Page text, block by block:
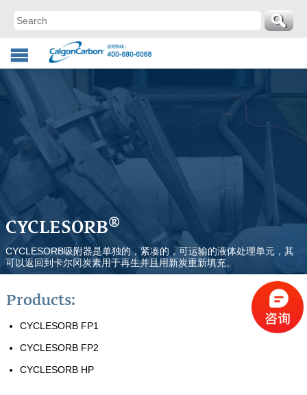
CYCLESORB®
CYCLESORB吸附器是单独的，紧凑的，可运输的液体处理单元，其
可以返回到卡尔冈炭素用于再生并且用新炭重新填充。
Products:
CYCLESORB FP1
CYCLESORB FP2
CYCLESORB HP